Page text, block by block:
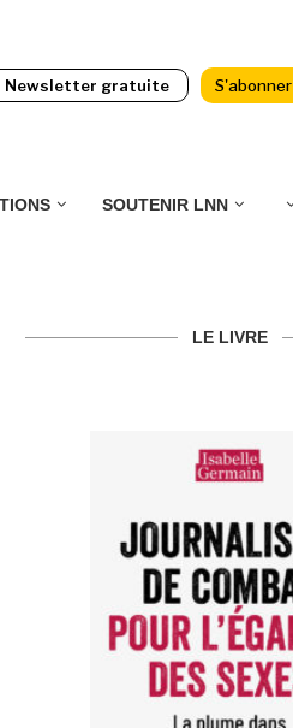
Newsletter gratuite S'abonner
SOUTENIR LNN
LE LIVRE